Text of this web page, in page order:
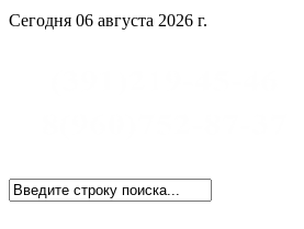
Сегодня 06 августа 2026 г.